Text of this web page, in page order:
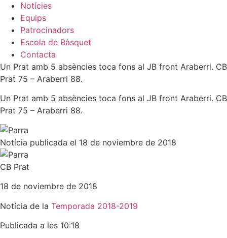
Notícies
Equips
Patrocinadors
Escola de Bàsquet
Contacta
Un Prat amb 5 absències toca fons al JB front Araberri. CB
Prat 75 – Araberri 88.
Un Prat amb 5 absències toca fons al JB front Araberri. CB
Prat 75 – Araberri 88.
Notícia publicada el 18 de noviembre de 2018
CB Prat
18 de noviembre de 2018
Notícia de la Temporada 2018-2019
Publicada a les 10:18